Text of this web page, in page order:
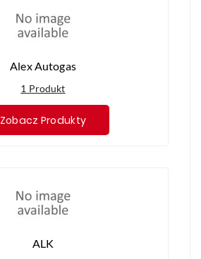
Alex Autogas
1 Produkt
Zobacz Produkty
ALK